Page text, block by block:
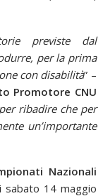
previste dal
per la prima
con disabilità” –
Promotore CNU
ribadire che per
un’importante
Nazionali
sabato 14 maggio